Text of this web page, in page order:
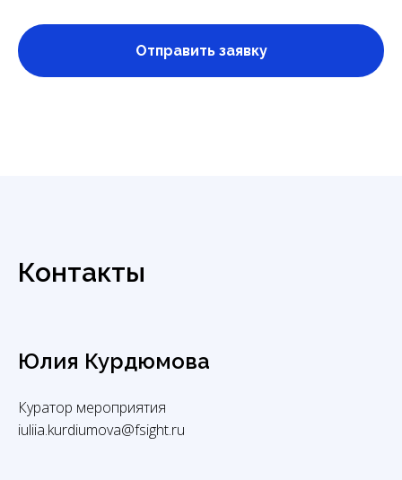
Отправить заявку
Контакты
Юлия Курдюмова
Куратор мероприятия
iuliia.kurdiumova@fsight.ru